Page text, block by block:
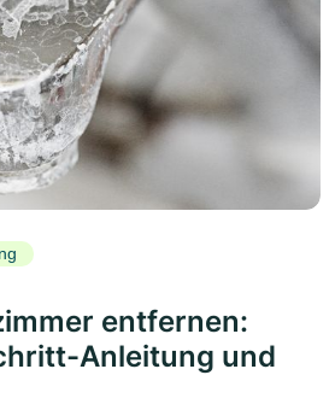
entfernen:
Anleitung und